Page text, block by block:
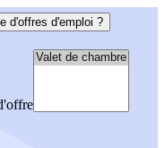
d'offres d'emploi ?